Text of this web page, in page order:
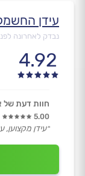
עידן
נבדק לאחרונה לפני 3
4.92
חוות דעת של
5.00
״עידן